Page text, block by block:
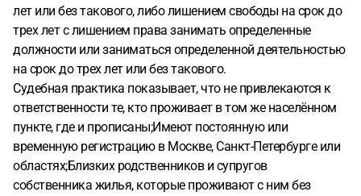
лет или без такового, либо лишением свободы на срок до
трех лет с лишением права занимать определенные
должности или заниматься определенной деятельностью
на срок до трех лет или без такового.
Судебная практика показывает, что не привлекаются к
ответственности те, кто проживает в том же населённом
пункте, где и прописаны;Имеют постоянную или
временную регистрацию в Москве, Санкт-Петербурге или
областях;Близких родственников и супругов
собственника жилья, которые проживают с ним без